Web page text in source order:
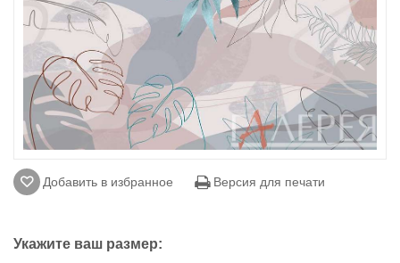
Добавить в избранное Версия для печати
Укажите ваш размер: